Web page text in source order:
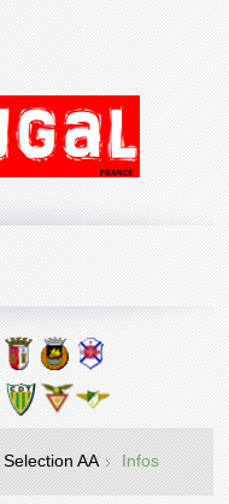
Selection AA Infos